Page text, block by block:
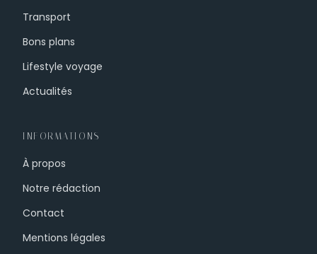
Transport
Bons plans
Lifestyle voyage
Actualités
INFORMATIONS
À propos
Notre rédaction
Contact
Mentions légales